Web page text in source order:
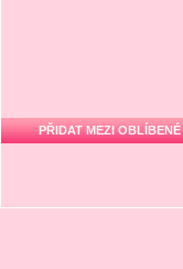
PŘIDAT MEZI OBLÍBENÉ